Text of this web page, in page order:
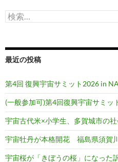
検
索:
最近の投稿
第4回 復興宇宙サミット2026 in
(一般参加可)第4回復興宇宙サミッ
宇宙古代米×小学生、多賀城市の
宇宙牡丹が本格開花 福島県須賀
宇宙桜が「きぼうの桜」になった